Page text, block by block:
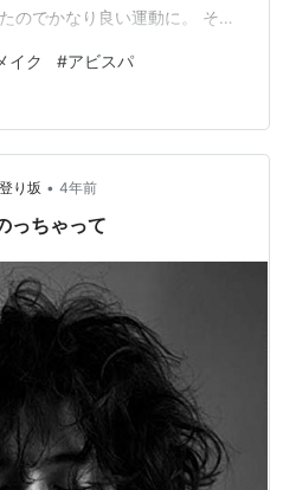
のでかなり良い運動に。 それ
ゴール3失点は重かった。絶対
以上取るという2つのタスク
なかった。 ジョンマリ、フア
ス、山岸が同時に出た時間は
んどできなかった。シンプ
イク #アビスパ
り坂 • 4年前
っちゃって